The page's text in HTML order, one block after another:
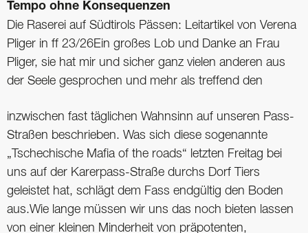
Tempo ohne Konsequenzen
Die Raserei auf Südtirols Pässen: Leitartikel von Verena
Pliger in ff 23/26Ein großes Lob und Danke an Frau
Pliger, sie hat mir und sicher ganz vielen ­anderen aus
der Seele gesprochen und mehr als treffend den
inzwischen fast täglichen Wahnsinn auf unseren Pass-
Straßen beschrieben. Was sich diese sogenannte
„Tschechische Mafia of the roads“ letzten Freitag bei
uns auf der Karerpass-Straße durchs Dorf Tiers
geleistet hat, schlägt dem Fass endgültig den Boden
aus.Wie lange müssen wir uns das noch bieten lassen
von einer kleinen Minderheit von präpotenten,